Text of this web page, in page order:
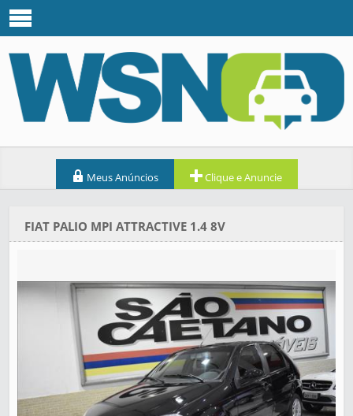
Meus Anúncios Clique e Anuncie
FIAT PALIO MPI ATTRACTIVE 1.4 8V